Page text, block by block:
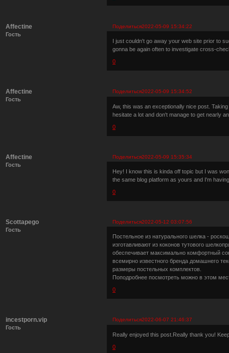
Поделиться2022-05-09 15:34:22
Affectine
Гость
I just couldn't go away your web site prior to
gonna be again often to investigate cross-
0
Поделиться2022-05-09 15:34:52
Affectine
Гость
Aw, this was an exceptionally nice post.
hesitate a lot and don't manage to get nearly
0
Поделиться2022-05-09 15:35:34
Affectine
Гость
Hey! I know this is kinda off topic but I was
the same blog platform as yours and I'm
0
Поделиться2022-05-12 03:07:56
Scottapego
Гость
Постельное из натурального шелка -
изготавливают из коконов тутового
обеспечивает максимально комфортный
всемирно известного бренда домашнего
размеры постельных комплектов.
Поподробнее посмотреть можно в этом
0
Поделиться2022-06-07 21:46:37
incestporn.vip
Гость
Really enjoyed this post.Really thank you!
0